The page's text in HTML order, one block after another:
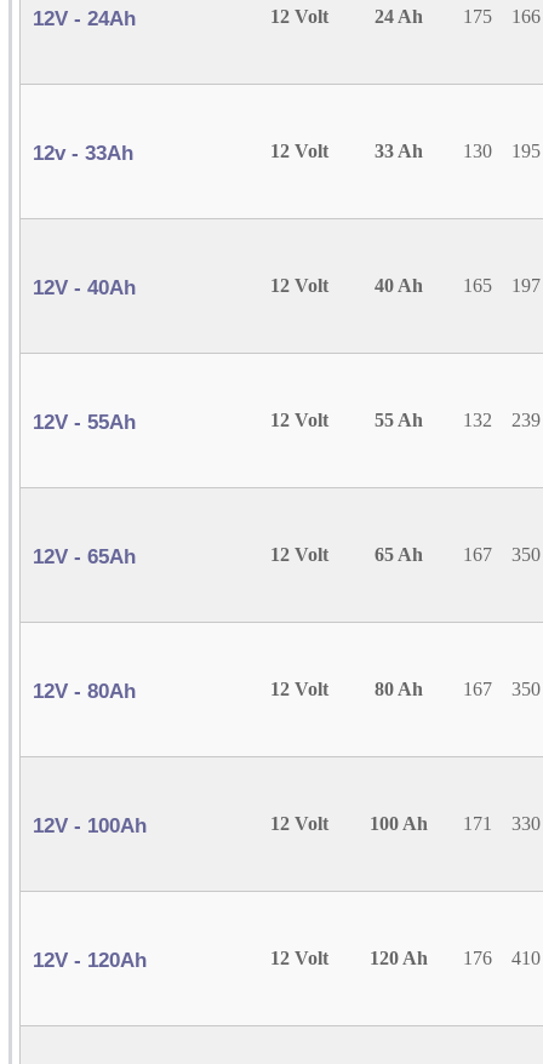
12V - 24Ah 12 Volt 24 Ah 175 166
12v - 33Ah 12 Volt 33 Ah 130 195
12V - 40Ah 12 Volt 40 Ah 165 197
12V - 55Ah 12 Volt 55 Ah 132 239
12V - 65Ah 12 Volt 65 Ah 167 350
12V - 80Ah 12 Volt 80 Ah 167 350
12V - 100Ah 12 Volt 100 Ah 171 330
12V - 120Ah 12 Volt 120 Ah 176 410